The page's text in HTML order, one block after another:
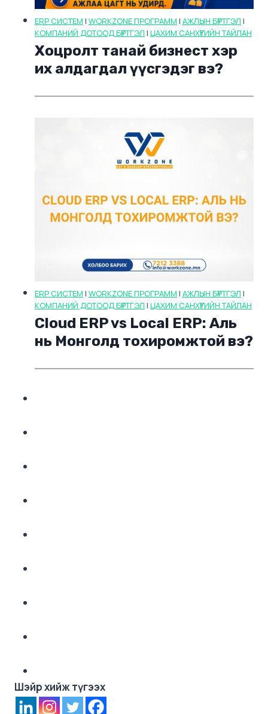
ERP СИСТЕМ | WORKZONE ПРОГРАММ | АЖЛЫН БҮРТГЭЛ |
КОМПАНИЙ ДОТООД БҮРТГЭЛ | ЦАХИМ САНХҮҮГИЙН ТАЙЛАН
Хоцролт танай бизнест хэр
их алдагдал үүсгэдэг вэ?
ERP СИСТЕМ | WORKZONE ПРОГРАММ | АЖЛЫН БҮРТГЭЛ |
КОМПАНИЙ ДОТООД БҮРТГЭЛ | ЦАХИМ САНХҮҮГИЙН ТАЙЛАН
Cloud ERP vs Local ERP: Аль
нь Монголд тохиромжтой вэ?
Шэйр хийж түгээх